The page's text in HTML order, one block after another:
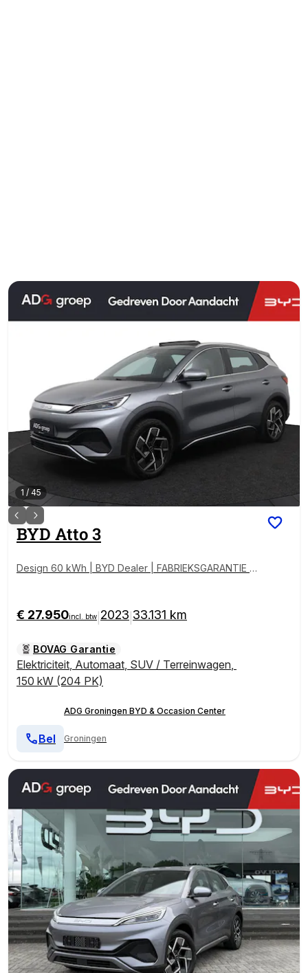
1 / 45
BYD Atto 3
Design 60 kWh | BYD Dealer | FABRIEKSGARANTIE |
€ 27.950incl. btw 2023 33.131 km
BOVAG Garantie
Elektriciteit, Automaat, SUV / Terreinwagen,
150 kW (204 PK)
ADG Groningen BYD & Occasion Center
Groningen
Bel